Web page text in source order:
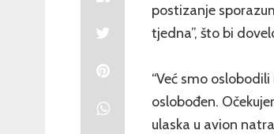
postizanje
tjedna”, što bi
“Već smo
oslobođen.
ulaska u avion